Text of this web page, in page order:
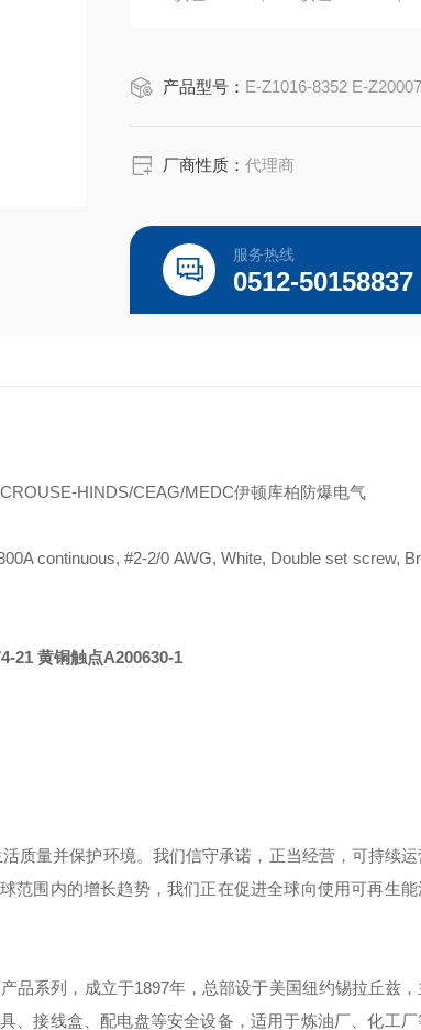
产品型号： E-Z1016-8352 E-
厂商性质：代理商
服务热线
0512-50158837
HINDS/CEAG/MEDC伊顿库柏防爆电气
continuous, #2-2/0 AWG, White, Double set screw,
21 黄铜触点A200630-1
质量并保护环境。我们信守承诺，正当经营，可持续
范围内的增长趋势，我们正在促进全球向使用可再生
品系列，成立于1897年，总部设于美国纽约锡拉丘兹
、接线盒、配电盘等安全设备，适用于炼油厂、化工